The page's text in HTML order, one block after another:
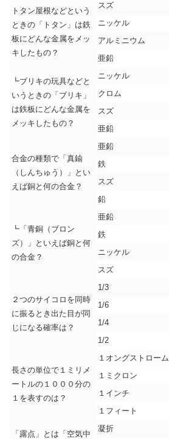
トタン屋根などという
ときの「トタン」は鉄
板にどんな金属をメッ
キしたもの？
スズ
ニッケル
アルミニウム
亜鉛
┗ブリキの玩具などと
いうときの「ブリキ」
は鉄板にどんな金属を
メッキしたもの？
ニッケル
クロム
スズ
亜鉛
合金の種類で「真鍮
（しんちゅう）」とい
えば銅と何の合金？
亜鉛
鉄
スズ
鉛
┗「青銅（ブロン
ズ）」といえば銅と何
の合金？
亜鉛
鉄
ニッケル
スズ
２つのサイコロを同時
に振るとき出た目が同
じになる確率は？
1/3
1/6
1/4
1/2
長さの単位で１ミリメ
ートルの１０００分の
１を表すのは？
１オングストローム
１ミクロン
１インチ
１フィート
「露点」とは「空気中
凝折